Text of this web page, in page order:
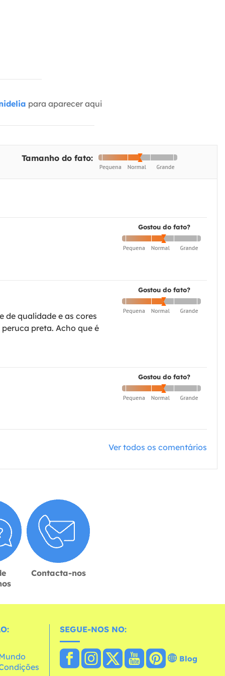
para aparecer aqui
Tamanho do fato:
Gostou do fato?
Gostou do fato?
qualidade e as cores
preta. Acho que é
Gostou do fato?
Ver todos os comentários
Contacta-nos
SEGUE-NOS NO:
Blog